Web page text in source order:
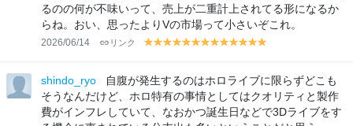
るのの何が不味いって、売上が二重計上されてる形になるか
らね。おい、思ったよりVの市場って小さいぞこれ。
2026/06/14 リンク
y
lo
w
y
lo
w
y
lo
w
y
lo
w
y
lo
w
y
lo
w
y
lo
w
y
lo
w
y
lo
w
y
lo
w
y
lo
w
y
lo
w
lo
w
shindo_ryo
自腹が発生するのはホロライブに限らずどこも
そうなんだけど、ホロ特有の事情としてはクオリティと製作
費がインフレしていて、なおかつ誕生日などで3Dライブをす